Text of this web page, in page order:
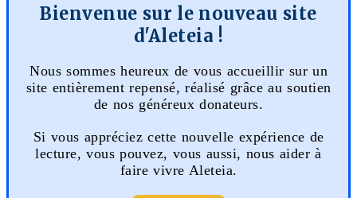
Bienvenue sur le nouveau site
d'Aleteia !
Nous sommes heureux de vous accueillir sur un
site entièrement repensé, réalisé grâce au soutien
de nos généreux donateurs.
Si vous appréciez cette nouvelle expérience de
lecture, vous pouvez, vous aussi, nous aider à
faire vivre Aleteia.